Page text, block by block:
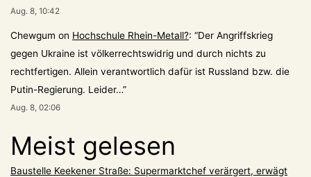
Aug. 8, 10:42
Chewgum on Hochschule Rhein-Metall?: “Der Angriffskrieg
gegen Ukraine ist völkerrechtswidrig und durch nichts zu
rechtfertigen. Allein verantwortlich dafür ist Russland bzw. die
Putin-Regierung. Leider…”
Aug. 8, 02:06
Meist gelesen
Baustelle Keekener Straße: Supermarktchef verärgert, erwägt